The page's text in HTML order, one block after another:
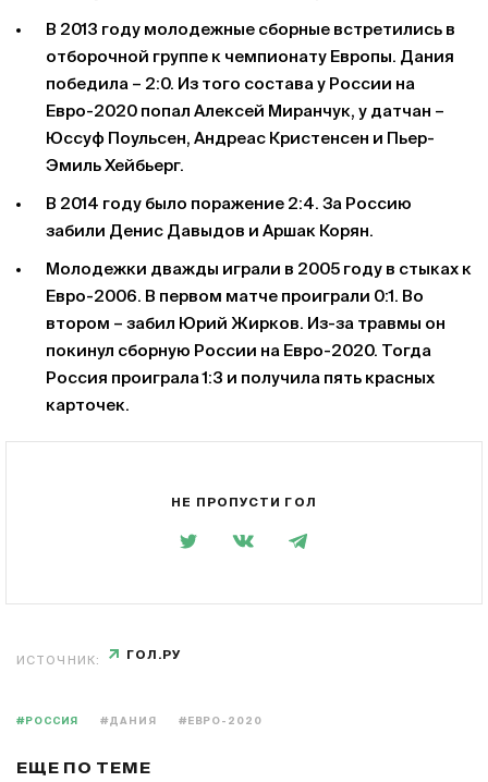
В 2013 году молодежные сборные встретились в
отборочной группе к чемпионату Европы. Дания
победила – 2:0. Из того состава у России на
Евро-2020 попал Алексей Миранчук, у датчан –
Юссуф Поульсен, Андреас Кристенсен и Пьер-
Эмиль Хейбьерг.
В 2014 году было поражение 2:4. За Россию
забили Денис Давыдов и Аршак Корян.
Молодежки дважды играли в 2005 году в стыках к
Евро-2006. В первом матче проиграли 0:1. Во
втором – забил Юрий Жирков. Из-за травмы он
покинул сборную России на Евро-2020. Тогда
Россия проиграла 1:3 и получила пять красных
карточек.
НЕ ПРОПУСТИ ГОЛ
ИСТОЧНИК: ГОЛ.РУ
#РОССИЯ #ДАНИЯ #ЕВРО-2020
ЕЩЕ ПО ТЕМЕ